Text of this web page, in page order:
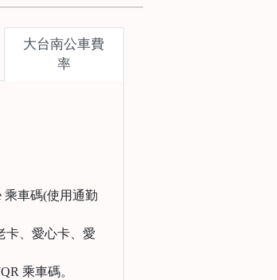
大台南公車費
率
乘車碼(使用通勤
卡、愛心卡、愛
乘車碼。